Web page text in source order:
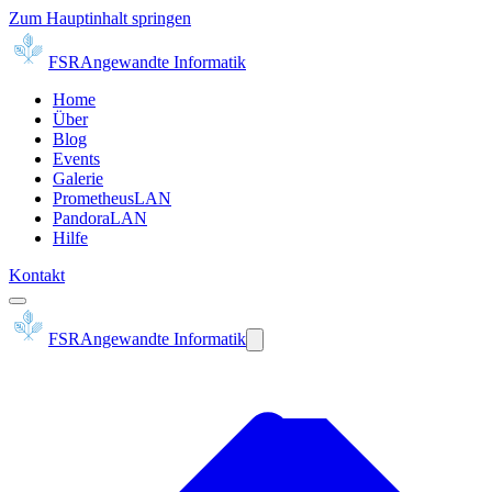
Zum Hauptinhalt springen
FSRAngewandte Informatik
Home
Über
Blog
Events
Galerie
PrometheusLAN
PandoraLAN
Hilfe
Kontakt
FSRAngewandte Informatik